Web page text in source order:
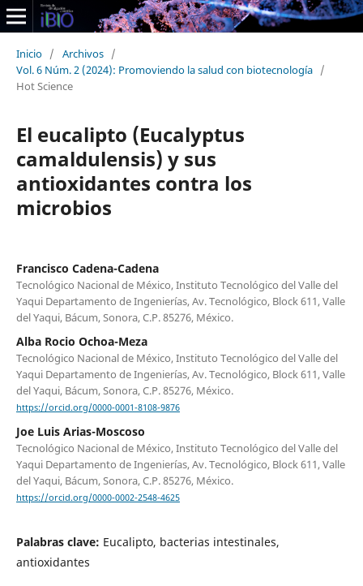
Inicio / Archivos /
Vol. 6 Núm. 2 (2024): Promoviendo la salud con biotecnología /
Hot Science
El eucalipto (Eucalyptus
camaldulensis) y sus
antioxidantes contra los
microbios
Francisco Cadena-Cadena
Tecnológico Nacional de México, Instituto Tecnológico del Valle del
Yaqui Departamento de Ingenierías, Av. Tecnológico, Block 611, Valle
del Yaqui, Bácum, Sonora, C.P. 85276, México.
Alba Rocio Ochoa-Meza
Tecnológico Nacional de México, Instituto Tecnológico del Valle del
Yaqui Departamento de Ingenierías, Av. Tecnológico, Block 611, Valle
del Yaqui, Bácum, Sonora, C.P. 85276, México.
https://orcid.org/0000-0001-8108-9876
Joe Luis Arias-Moscoso
Tecnológico Nacional de México, Instituto Tecnológico del Valle del
Yaqui Departamento de Ingenierías, Av. Tecnológico, Block 611, Valle
del Yaqui, Bácum, Sonora, C.P. 85276, México.
https://orcid.org/0000-0002-2548-4625
Palabras clave: Eucalipto, bacterias intestinales,
antioxidantes